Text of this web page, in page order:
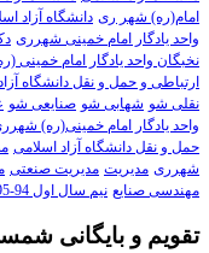
امام(ره) شهر ری دانشگاه آزاد
واحد یادگار امام خمینی شهرری
نخبگان واحد یادگار امام خمینی
ارتباطی و حمل و نقل دانشگاه
نقلی شو شهابی شو صنایعی شو
واحد یادگار امام خمینی(ره)
حمل و نقل دانشگاه آزاد اسلامی
شهرری مدیریت مدیریت صنعتی
مهندسی صنایع نیم سال اول 94-95
تقویم و بایگانی